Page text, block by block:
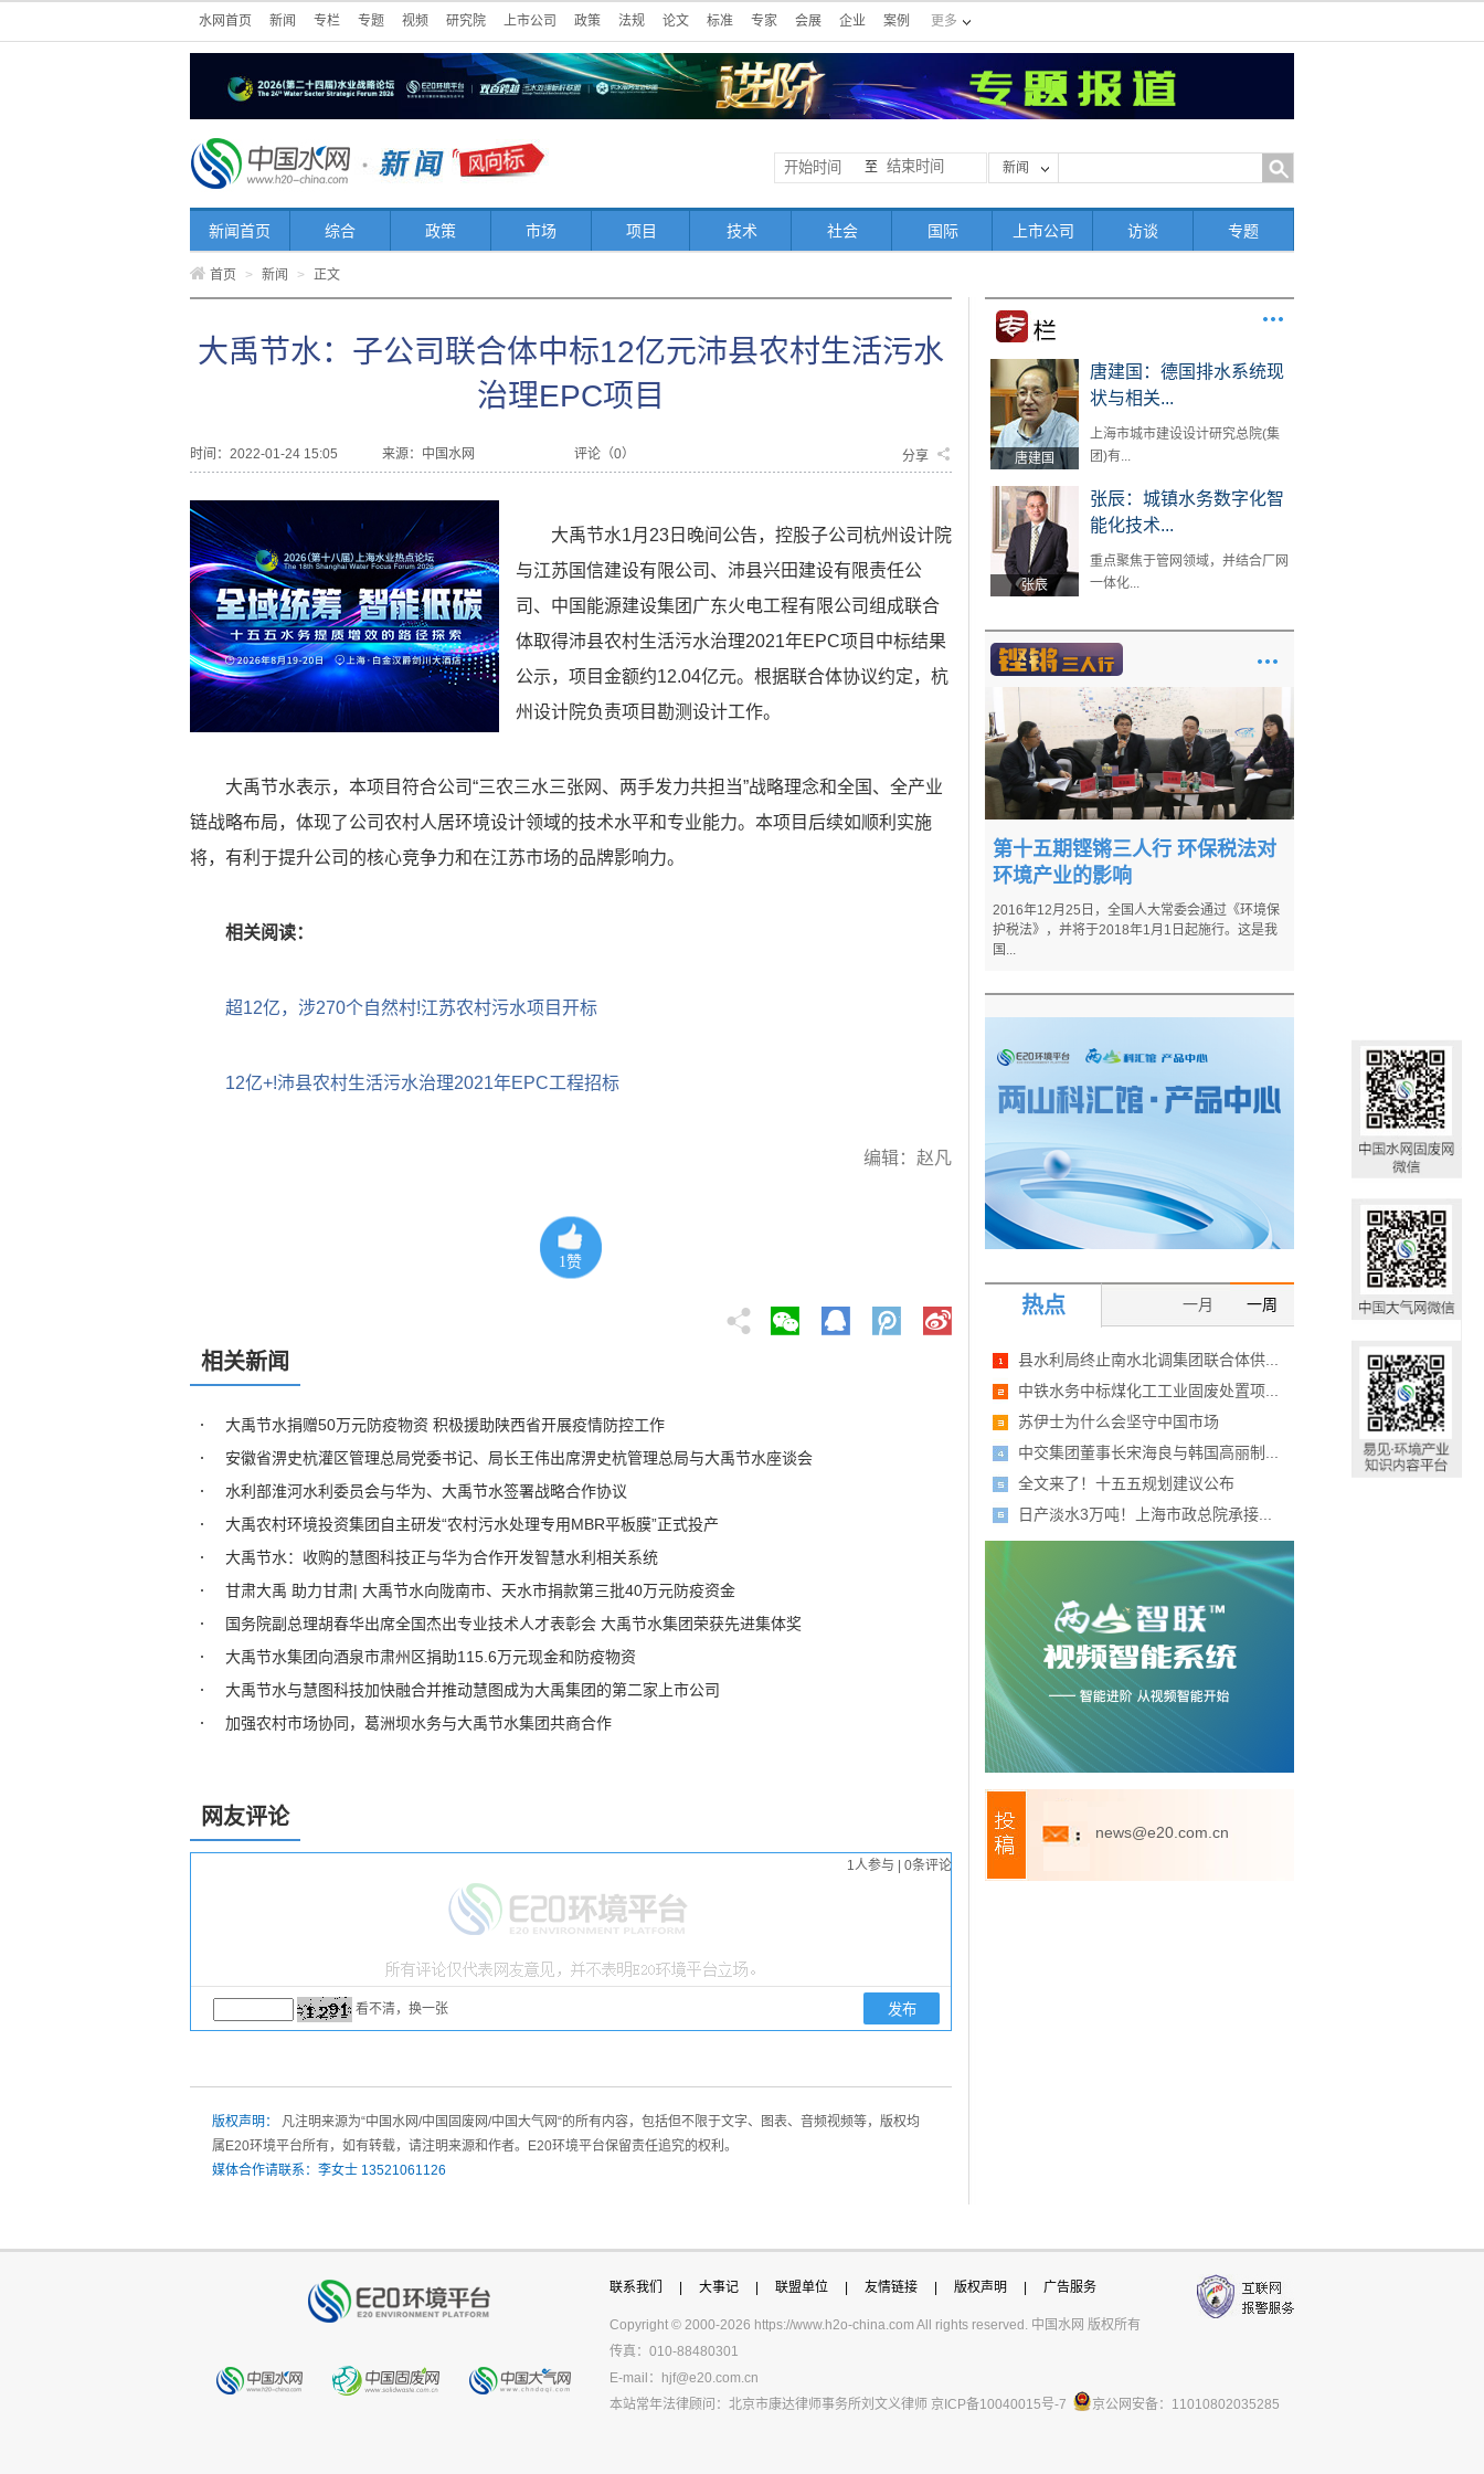
水网首页 新闻 专栏 专题 视频 研究院 上市公司 政策 法规 论文 标准 专家 会展 企业 案例 更多
至 新闻
新闻首页 综合 政策 市场 项目 技术 社会 国际 上市公司 访谈 专题
首页 > 新闻 > 正文
大禹节水：子公司联合体中标12亿元沛县农村生活污水
治理EPC项目
时间：2022-01-24 15:05 来源： 中国水网 评论（0） 分享
大禹节水1月23日晚间公告，控股子公司杭州设计院
与江苏国信建设有限公司、沛县兴田建设有限责任公
司、中国能源建设集团广东火电工程有限公司组成联合
体取得沛县农村生活污水治理2021年EPC项目中标结果
公示，项目金额约12.04亿元。根据联合体协议约定，杭
州设计院负责项目勘测设计工作。
大禹节水表示，本项目符合公司“三农三水三张网、两手发力共担当”战略理念和全国、全产业
链战略布局，体现了公司农村人居环境设计领域的技术水平和专业能力。本项目后续如顺利实施
将，有利于提升公司的核心竞争力和在江苏市场的品牌影响力。
相关阅读：
超12亿，涉270个自然村!江苏农村污水项目开标
12亿+!沛县农村生活污水治理2021年EPC工程招标
编辑：赵凡
1赞
相关新闻
大禹节水捐赠50万元防疫物资 积极援助陕西省开展疫情防控工作
安徽省淠史杭灌区管理总局党委书记、局长王伟出席淠史杭管理总局与大禹节水座谈会
水利部淮河水利委员会与华为、大禹节水签署战略合作协议
大禹农村环境投资集团自主研发“农村污水处理专用MBR平板膜”正式投产
大禹节水：收购的慧图科技正与华为合作开发智慧水利相关系统
甘肃大禹 助力甘肃| 大禹节水向陇南市、天水市捐款第三批40万元防疫资金
国务院副总理胡春华出席全国杰出专业技术人才表彰会 大禹节水集团荣获先进集体奖
大禹节水集团向酒泉市肃州区捐助115.6万元现金和防疫物资
大禹节水与慧图科技加快融合并推动慧图成为大禹集团的第二家上市公司
加强农村市场协同，葛洲坝水务与大禹节水集团共商合作
网友评论
1人参与 0条评论
看不清，换一张
版权声明：
凡注明来源为“中国水网/中国固废网/中国大气网“的所有内容，包括但不限于文字、图表、音频视频等，版权均
属E20环境平台所有，如有转载，请注明来源和作者。E20环境平台保留责任追究的权利。
媒体合作请联系：李女士 13521061126
唐建国
唐建国：德国排水系统现
状与相关...
上海市城市建设设计研究总院(集
团)有...
张辰
张辰：城镇水务数字化智
能化技术...
重点聚焦于管网领域，并结合厂网
一体化...
第十五期铿锵三人行 环保税法对
环境产业的影响
2016年12月25日，全国人大常委会通过《环境保
护税法》，并将于2018年1月1日起施行。这是我
国...
热点 一周
一月
县水利局终止南水北调集团联合体供...
中铁水务中标煤化工工业固废处置项...
苏伊士为什么会坚守中国市场
中交集团董事长宋海良与韩国高丽制...
全文来了！十五五规划建议公布
日产淡水3万吨！上海市政总院承接...
news@e20.com.cn
联系我们 大事记 联盟单位 友情链接 版权声明 广告服务
Copyright © 2000-2026 https://www.h2o-china.com All rights reserved. 中国水网 版权所有
传真：010-88480301
E-mail：
hjf@e20.com.cn
本站常年法律顾问：北京市康达律师事务所刘文义律师 京ICP备10040015号-7 京公网安备：11010802035285